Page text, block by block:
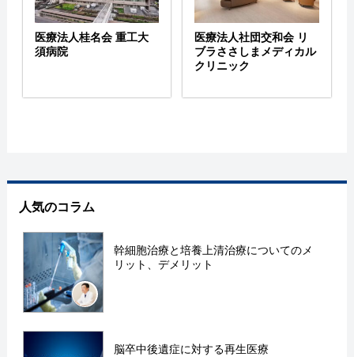
医療法人桂名会 重工大
須病院
医療法人社団交和会 リ
ブラささしまメディカル
クリニック
人気のコラム
幹細胞治療と培養上清治療についてのメ
リット、デメリット
脳卒中後遺症に対する再生医療